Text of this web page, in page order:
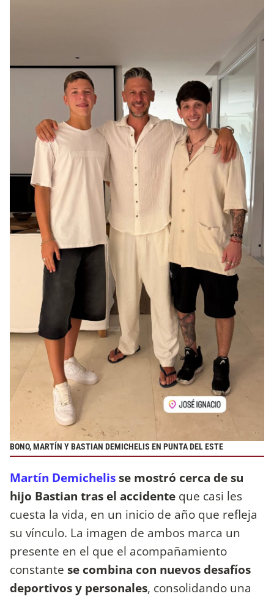
BONO, MARTÍN Y BASTIAN DEMICHELIS EN PUNTA DEL ESTE
Martín Demichelisse mostró cerca de su
hijo Bastian tras el accidente que casi les
cuesta la vida, en un inicio de año que refleja
su vínculo. La imagen de ambos marca un
presente en el que el acompañamiento
constante se combina con nuevos desafíos
deportivos y personales, consolidando una